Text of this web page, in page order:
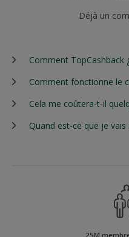
Déjà un
Comment TopCashback
Comment fonctionne le
Cela me coûtera-t-il
Quand est-ce que je
25M